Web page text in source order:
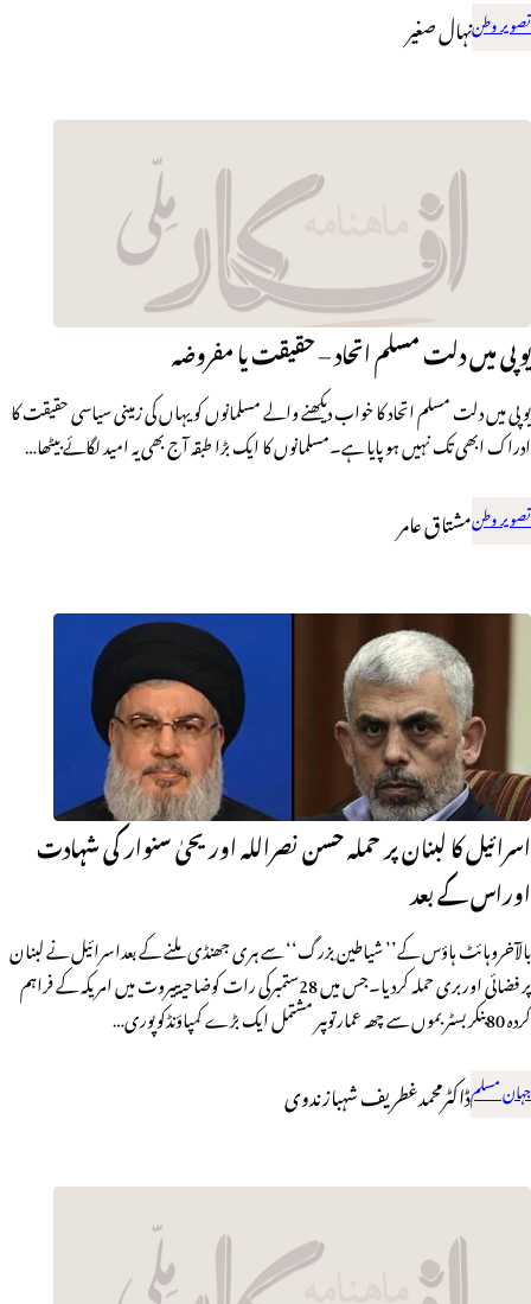
تصویر وطننہال صغیر
یوپی میں دلت مسلم اتحاد – حقیقت یا مفروضہ
یو پی میں دلت مسلم اتحاد کا خواب دیکھنے والے مسلمانوں کو یہاں کی زمینی سیاسی حقیقت کا
ادراک ابھی تک نہیں ہو پایا ہے۔مسلمانوں کا ایک بڑا طبقہ آج بھی یہ امید لگائے بیٹھا…
تصویر وطنمشتاق عامر
اسرائیل کا لبنان پر حملہ حسن نصراللہ اوریحیٰ سنوار کی شہادت
اوراس کے بعد
بالآخروہائٹ ہاؤس کے’’ شیاطین ِبزرگ‘‘ سے ہری جھنڈی ملنے کے بعداسرائیل نے لبنان
پر فضائی اوربری حملہ کردیا۔جس میں 28ستمبرکی رات کوضاحیۃبیروت میں امریکہ کے فراہم
کردہ 80بنکربسٹربموں سے چھہ عمارتوںپر مشتمل ایک بڑے کمپاؤنڈکوپوری…
جہان مسلمڈاکٹرمحمدغطریف شہبازندوی